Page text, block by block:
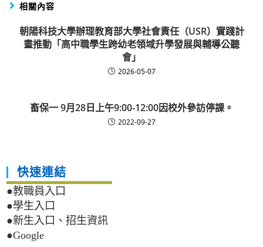
相關內容
朝陽科技大學辦理教育部大學社會責任（USR）實踐計
畫推動「高中職學生跨幼老領域升學發展與輔導公聽
會」
2026-05-07
畜保一 9月28日上午9:00-12:00因校外參訪停課。
2022-09-27
快速連結
●教職員入口
●學生入口
●新生入口、招生資訊
●Google